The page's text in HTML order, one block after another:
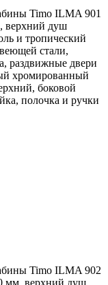
Timo ILMA 901
верхний душ
и тропический
стали,
раздвижные двери
хромированный
боковой
полочка и ручки
Timo ILMA 902
мм, верхний душ